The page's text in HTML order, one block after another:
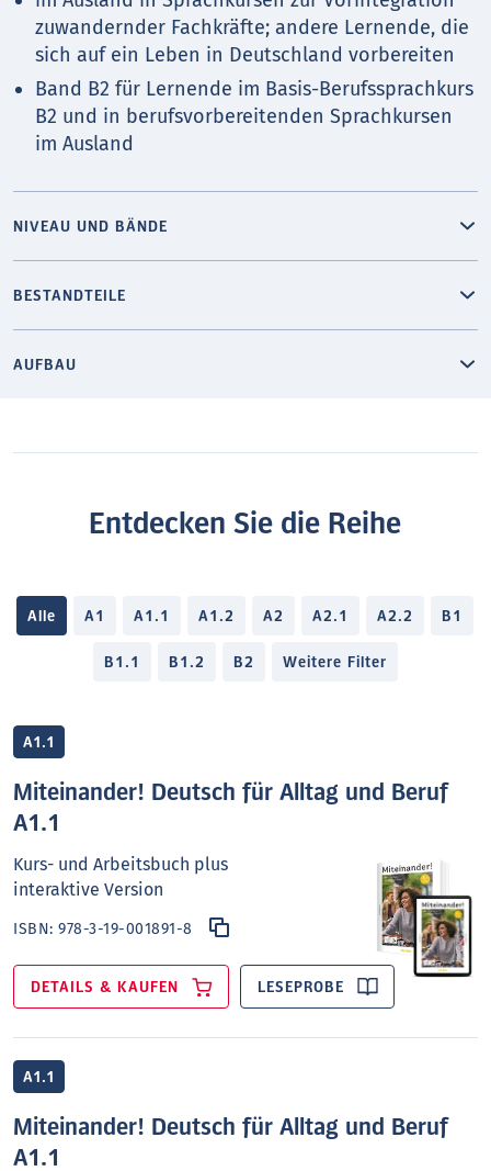
zuwandernder Fachkräfte; andere Lernende, die
sich auf ein Leben in Deutschland vorbereiten
Band B2 für Lernende im Basis-Berufssprachkurs
B2 und in berufsvorbereitenden Sprachkursen
im Ausland
NIVEAU UND BÄNDE
BESTANDTEILE
AUFBAU
Entdecken Sie die Reihe
Alle A1 A1.1 A1.2 A2 A2.1 A2.2 B1
B1.1 B1.2 B2 Weitere Filter
A1.1
Miteinander! Deutsch für Alltag und Beruf
A1.1
Kurs- und Arbeitsbuch plus
interaktive Version
ISBN:978-3-19-001891-8
DETAILS & KAUFEN LESEPROBE
A1.1
Miteinander! Deutsch für Alltag und Beruf
A1.1